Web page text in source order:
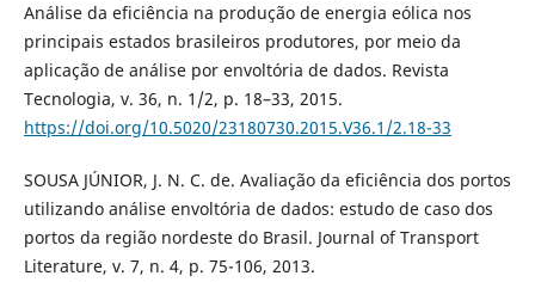
Análise da eficiência na produção de energia eólica nos
principais estados brasileiros produtores, por meio da
aplicação de análise por envoltória de dados. Revista
Tecnologia, v. 36, n. 1/2, p. 18–33, 2015.
https://doi.org/10.5020/23180730.2015.V36.1/2.18-33
SOUSA JÚNIOR, J. N. C. de. Avaliação da eficiência dos portos
utilizando análise envoltória de dados: estudo de caso dos
portos da região nordeste do Brasil. Journal of Transport
Literature, v. 7, n. 4, p. 75-106, 2013.